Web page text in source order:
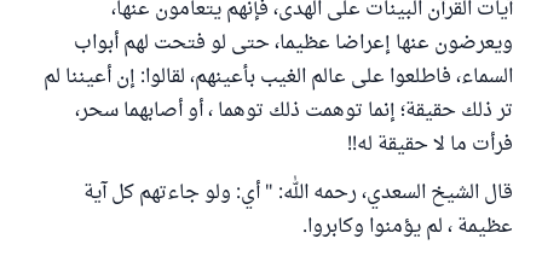
آيات القرآن البينات على الهدى، فإنهم يتعامون عنها،
ويعرضون عنها إعراضا عظيما، حتى لو فتحت لهم أبواب
السماء، فاطلعوا على عالم الغيب بأعينهم، لقالوا: إن أعيننا لم
تر ذلك حقيقة؛ إنما توهمت ذلك توهما ، أو أصابهما سحر،
فرأت ما لا حقيقة له!!
قال الشيخ السعدي، رحمه الله: " أي: ولو جاءتهم كل آية
عظيمة ، لم يؤمنوا وكابروا.